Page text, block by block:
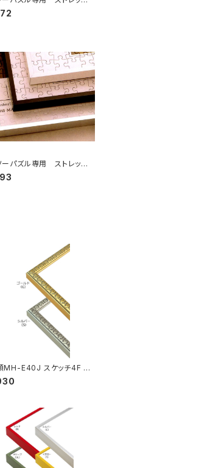
ミリ （2ア）
ーパズル専用 ストレッチラ
ミリ （3Ｔ)
MH-E40J スケッチ4F 35
リ